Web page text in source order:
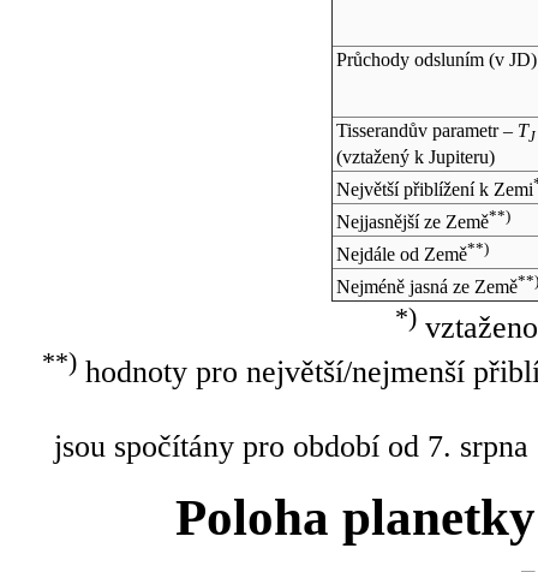
Průchody odsluním (v JD)
Tisserandův parametr – TJ
(vztažený k Jupiteru)
Největší přiblížení k Zemi
Nejjasnější ze Země**)
Nejdále od Země**)
Nejméně jasná ze Země**)
*)
**)hodnoty pro největší/nejmenší
jsou spočítány pro období od 7.
Poloha